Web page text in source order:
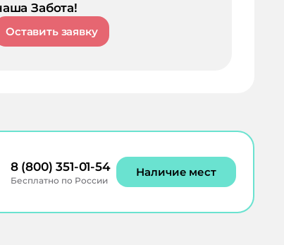
Забота!
Оставить заявку
8 (800) 351-01-54
Бесплатно по России
Наличие мест